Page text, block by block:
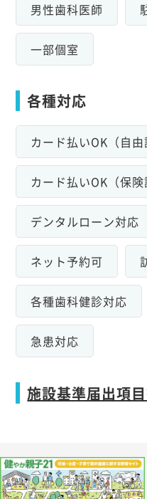
男性歯科医師
一部個室
各種対応
カード払いOK（自由
カード払いOK（保険
デンタルローン対応
ネット予約可
各種歯科健診対応
急患対応
施設基準届出項